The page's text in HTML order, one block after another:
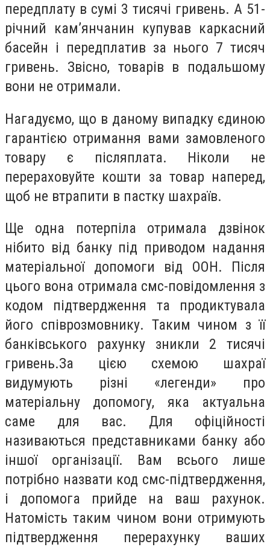
передплату в сумі 3 тисячі гривень. А 51-
річний кам’янчанин купував каркасний
басейн і передплатив за нього 7 тисяч
гривень. Звісно, товарів в подальшому
вони не отримали.
Нагадуємо, що в даному випадку єдиною
гарантією отримання вами замовленого
товару є післяплата. Ніколи не
перераховуйте кошти за товар наперед,
щоб не втрапити в пастку шахраїв.
Ще одна потерпіла отримала дзвінок
нібито від банку під приводом надання
матеріальної допомоги від ООН. Після
цього вона отримала смс-повідомлення з
кодом підтвердження та продиктувала
його співрозмовнику. Таким чином з її
банківського рахунку зникли 2 тисячі
гривень.За цією схемою шахраї
видумують різні «легенди» про
матеріальну допомогу, яка актуальна
саме для вас. Для офіційності
називаються представниками банку або
іншої організації. Вам всього лише
потрібно назвати код смс-підтвердження,
і допомога прийде на ваш рахунок.
Натомість таким чином вони отримують
підтвердження перерахунку ваших